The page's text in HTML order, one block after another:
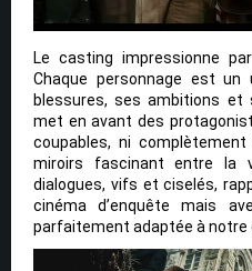
Le casting impressionne
Chaque personnage est
blessures, ses ambitions et
met en avant des
coupables, ni
miroirs fascinant entre la
dialogues, vifs et ciselés,
cinéma d’enquête mais
parfaitement adaptée à notre